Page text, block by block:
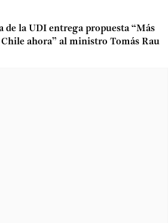
de la UDI entrega propuesta “Más
ahora” al ministro Tomás Rau